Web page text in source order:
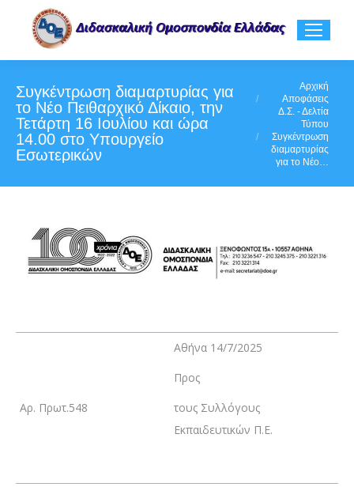
Συγκέντρωση διαμαρτυρίας για
το Νέο Πειθαρχικό Δίκαιο, την
Τετάρτη 16 Ιουλίου και ώρα
14.00 στο Υπουργείο
Εσωτερικών
You are here:Αρχική
Αποφάσεις
Δ.Σ. - Δελτία
Τύπου
Συγκέντρωση
διαμαρτυρίας
για το Νέο…
Αρ. Πρωτ.548
Αθήνα 14/7/2025
Προς
τους Συλλόγους
Εκπαιδευτικών Π.Ε.